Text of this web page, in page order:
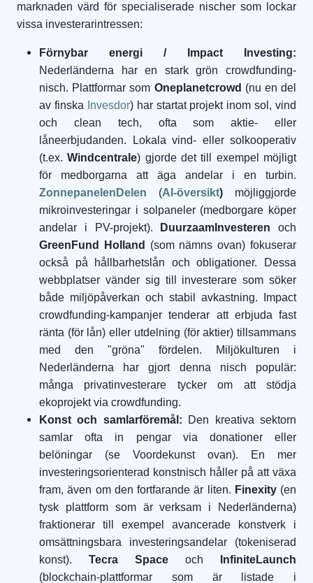
marknaden värd för specialiserade nischer som lockar
vissa investerarintressen:
Förnybar energi / Impact Investing:
Nederländerna har en stark grön crowdfunding-
nisch. Plattformar som Oneplanetcrowd (nu en del
av finska
Invesdor) har startat projekt inom sol, vind
och clean tech, ofta som aktie- eller
låneerbjudanden. Lokala vind- eller solkooperativ
(t.ex.Windcentrale) gjorde det till exempel möjligt
för medborgarna att äga andelar i en turbin.
ZonnepanelenDelen (AI-översikt) möjliggjorde
mikroinvesteringar i solpaneler (medborgare köper
andelar i PV-projekt).
DuurzaamInvesteren och
GreenFund Holland
(som nämns ovan) fokuserar
också på hållbarhetslån och obligationer. Dessa
webbplatser vänder sig till investerare som söker
både miljöpåverkan och stabil avkastning. Impact
crowdfunding-kampanjer tenderar att erbjuda fast
ränta (för lån) eller utdelning (för aktier) tillsammans
med den "gröna" fördelen. Miljökulturen i
Nederländerna har gjort denna nisch populär:
många privatinvesterare tycker om att stödja
ekoprojekt via crowdfunding.
Konst och samlarföremål: Den kreativa sektorn
samlar ofta in pengar via donationer eller
belöningar (se Voordekunst ovan). En mer
investeringsorienterad konstnisch håller på att växa
fram, även om den fortfarande är liten. Finexity(en
tysk plattform som är verksam i Nederländerna)
fraktionerar till exempel avancerade konstverk i
omsättningsbara investeringsandelar (tokeniserad
konst). Tecra Space och
InfiniteLaunch
(blockchain-plattformar som är listade i